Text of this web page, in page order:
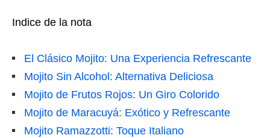
Indice de la nota
El Clásico Mojito: Una Experiencia Refrescante
Mojito Sin Alcohol: Alternativa Deliciosa
Mojito de Frutos Rojos: Un Giro Colorido
Mojito de Maracuyá: Exótico y Refrescante
Mojito Ramazzotti: Toque Italiano